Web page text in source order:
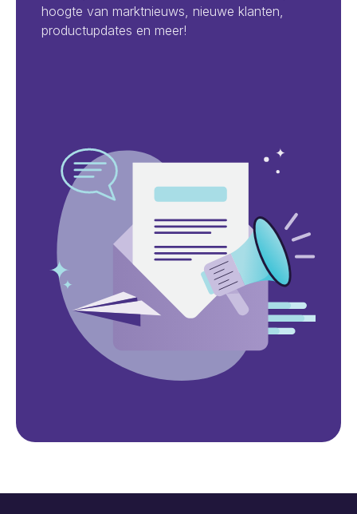
hoogte van marktnieuws, nieuwe klanten,
productupdates en meer!